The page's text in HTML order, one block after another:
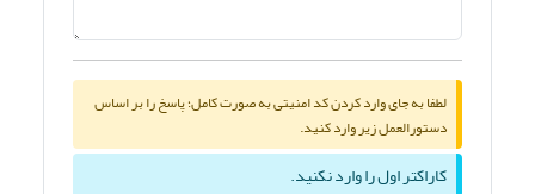
لطفا به جای وارد کردن کد امنیتی به صورت کامل؛ پاسخ را بر اساس
دستورالعمل زیر وارد کنید.
کاراکتر اول را وارد نکنید.